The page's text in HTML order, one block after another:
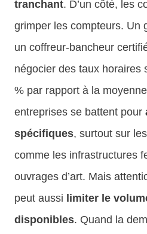
tranchant. D’un côté, les
grimper les compteurs. Un
un coffreur-bancheur
négocier des taux horaires
% par rapport à la
entreprises se battent pour
spécifiques, surtout sur
comme les infrastructures
ouvrages d’art. Mais
peut aussi limiter le
disponibles. Quand la